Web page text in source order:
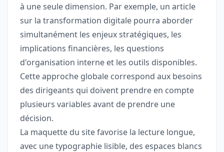
à une seule dimension. Par exemple, un article
sur la transformation digitale pourra aborder
simultanément les enjeux stratégiques, les
implications financières, les questions
d'organisation interne et les outils disponibles.
Cette approche globale correspond aux besoins
des dirigeants qui doivent prendre en compte
plusieurs variables avant de prendre une
décision.
La maquette du site favorise la lecture longue,
avec une typographie lisible, des espaces blancs